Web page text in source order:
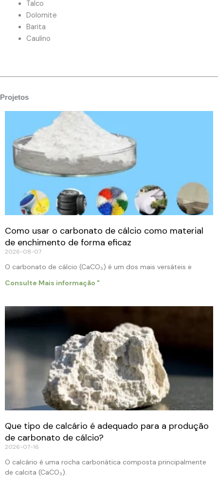
Talco
Dolomite
Barita
Caulino
Projetos
Como usar o carbonato de cálcio como material
de enchimento de forma eficaz
2026-08-07
O carbonato de cálcio (CaCO₃) é um dos mais versáteis e
Consulte Mais informação "
Que tipo de calcário é adequado para a produção
de carbonato de cálcio?
2026-07-16
O calcário é uma rocha carbonática composta principalmente
de calcita (CaCO₃).